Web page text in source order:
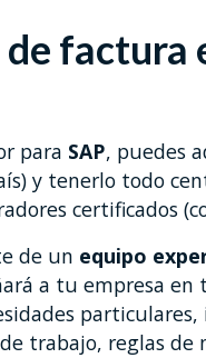
factura
para SAP, puedes
y tenerlo todo
certificados
de un equipo
a tu empresa en
trabajo, reglas de